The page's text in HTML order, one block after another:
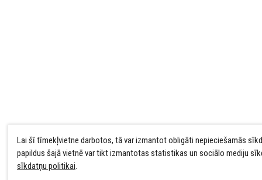
Lai šī tīmekļvietne darbotos, tā var izmantot obligāti nepieciešamās
papildus šajā vietnē var tikt izmantotas statistikas un sociālo mediju
sīkdatņu politikai